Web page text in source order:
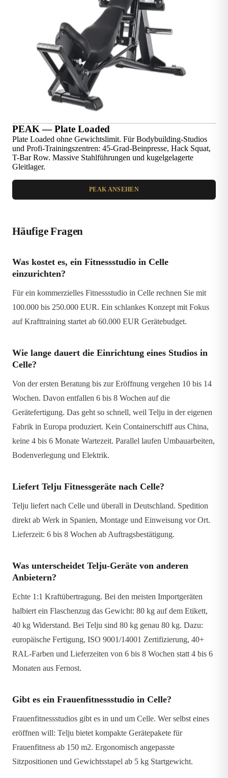
PEAK — Plate Loaded
Plate Loaded ohne Gewichtslimit. Für Bodybuilding-Studios
und Profi-Trainingszentren: 45-Grad-Beinpresse, Hack Squat,
T-Bar Row. Massive Stahlführungen und kugelgelagerte
Gleitlager.
PEAK ANSEHEN
Häufige Fragen
Was kostet es, ein Fitnessstudio in Celle
einzurichten?
Für ein kommerzielles Fitnessstudio in Celle rechnen Sie mit
100.000 bis 250.000 EUR. Ein schlankes Konzept mit Fokus
auf Krafttraining startet ab 60.000 EUR Gerätebudget.
Wie lange dauert die Einrichtung eines Studios in
Celle?
Von der ersten Beratung bis zur Eröffnung vergehen 10 bis 14
Wochen. Davon entfallen 6 bis 8 Wochen auf die
Gerätefertigung. Das geht so schnell, weil Telju in der eigenen
Fabrik in Europa produziert. Kein Containerschiff aus China,
keine 4 bis 6 Monate Wartezeit. Parallel laufen Umbauarbeiten,
Bodenverlegung und Elektrik.
Liefert Telju Fitnessgeräte nach Celle?
Telju liefert nach Celle und überall in Deutschland. Spedition
direkt ab Werk in Spanien, Montage und Einweisung vor Ort.
Lieferzeit: 6 bis 8 Wochen ab Auftragsbestätigung.
Was unterscheidet Telju-Geräte von anderen
Anbietern?
Echte 1:1 Kraftübertragung. Bei den meisten Importgeräten
halbiert ein Flaschenzug das Gewicht: 80 kg auf dem Etikett,
40 kg Widerstand. Bei Telju sind 80 kg genau 80 kg. Dazu:
europäische Fertigung, ISO 9001/14001 Zertifizierung, 40+
RAL-Farben und Lieferzeiten von 6 bis 8 Wochen statt 4 bis 6
Monaten aus Fernost.
Gibt es ein Frauenfitnessstudio in Celle?
Frauenfitnessstudios gibt es in und um Celle. Wer selbst eines
eröffnen will: Telju bietet kompakte Gerätepakete für
Frauenfitness ab 150 m2. Ergonomisch angepasste
Sitzpositionen und Gewichtsstapel ab 5 kg Startgewicht.